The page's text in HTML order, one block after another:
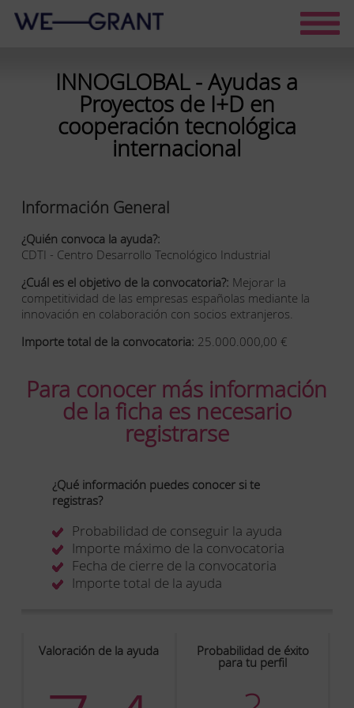
INNOGLOBAL - Ayudas a
Proyectos de I+D en
cooperación tecnológica
internacional
Información General
¿Quién convoca la ayuda?:
CDTI - Centro Desarrollo Tecnológico Industrial
¿Cuál es el objetivo de la convocatoria?: Mejorar la
competitividad de las empresas españolas mediante la
innovación en colaboración con socios extranjeros.
Importe total de la convocatoria: 25.000.000,00 €
Para conocer más información
de la ficha es necesario
registrarse
¿Qué información puedes conocer si te
registras?
Probabilidad de conseguir la ayuda
Importe máximo de la convocatoria
Fecha de cierre de la convocatoria
Importe total de la ayuda
Valoración de la ayuda Probabilidad de éxito
para tu perfil